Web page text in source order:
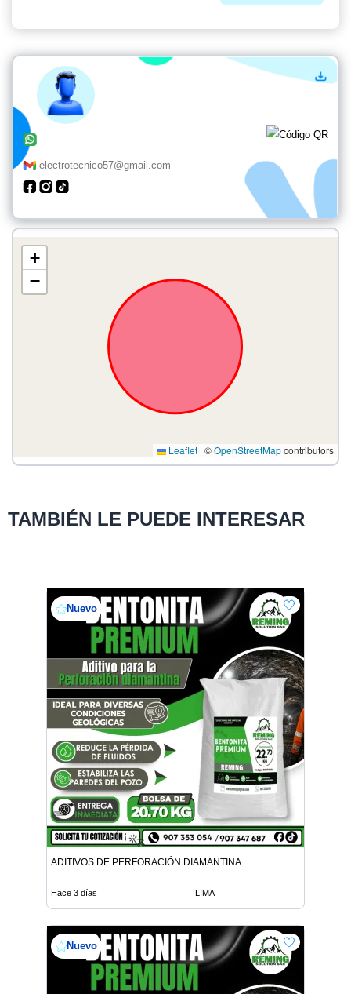
electrotecnico57@gmail.com
+
−
Leaflet | ©OpenStreetMapcontributors
TAMBIÉN LE PUEDE INTERESAR
Nuevo
ADITIVOS DE PERFORACIÓN DIAMANTINA
Hace 3 días LIMA
Nuevo